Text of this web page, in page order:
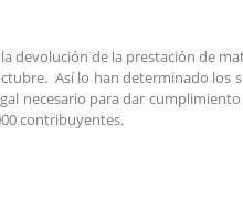
devolución de la prestación de
Así lo han determinado los
necesario para dar
contribuyentes.